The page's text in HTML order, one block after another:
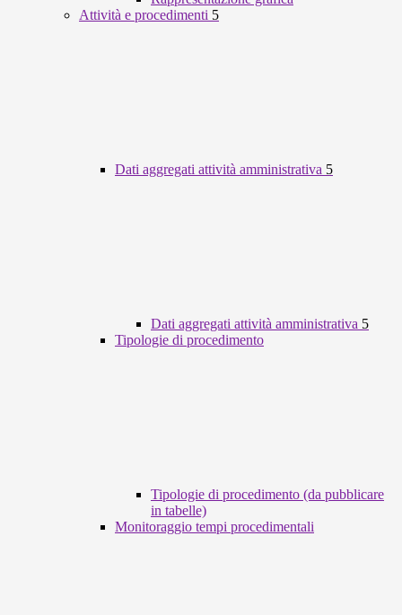
Attività e procedimenti 5
Dati aggregati attività amministrativa 5
Dati aggregati attività amministrativa 5
Tipologie di procedimento
Tipologie di procedimento (da pubblicare
in tabelle)
Monitoraggio tempi procedimentali